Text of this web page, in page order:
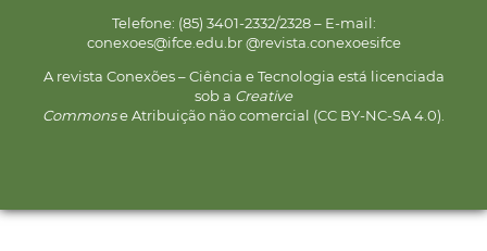
Telefone: (85) 3401-2332/2328 – E-mail:
conexoes@ifce.edu.br @revista.conexoesifce
A revista Conexões – Ciência e Tecnologia está licenciada
sob a Creative
Commonse Atribuição não comercial (CC BY-NC-SA 4.0).